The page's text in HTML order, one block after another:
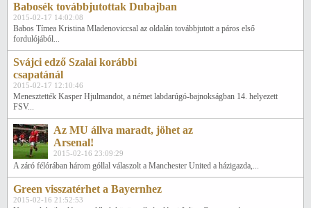
Babosék továbbjutottak Dubajban
2015-02-17 14:02:08
Babos Tímea Kristina Mladenoviccsal az oldalán továbbjutott a páros első
fordulójából...
Svájci edző Szalai korábbi
csapatánál
2015-02-17 12:10:46
Menesztették Kasper Hjulmandot, a német labdarúgó-bajnokságban 14. helyezett
FSV...
Az MU állva maradt, jöhet az
Arsenal!
2015-02-16 23:09:29
A záró félórában három góllal válaszolt a Manchester United a házigazda,...
Green visszatérhet a Bayernhez
2015-02-16 21:52:53